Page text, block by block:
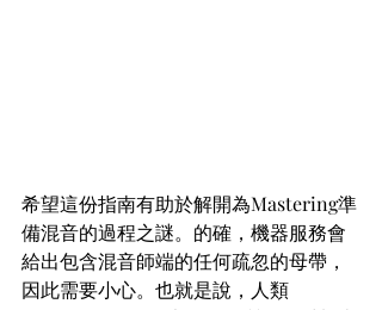
希望這份指南有助於解開為Mastering準
備混音的過程之謎。的確，機器服務會
給出包含混音師端的任何疏忽的母帶，
因此需要小心。也就是說，人類